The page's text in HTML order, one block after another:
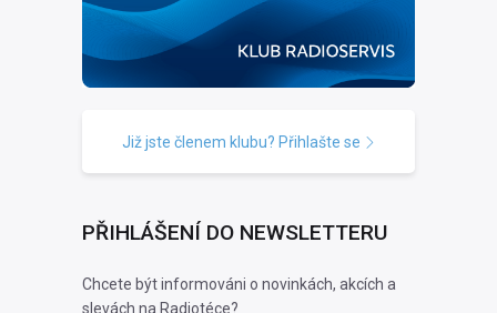
Již jste členem klubu? Přihlašte se
PŘIHLÁŠENÍ DO NEWSLETTERU
Chcete být informováni o novinkách, akcích a
slevách na Radiotéce?